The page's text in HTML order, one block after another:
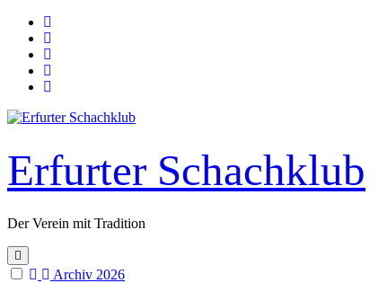
Skip
content
Erfurter Schachklub
Der Verein mit Tradition
Archiv 2026